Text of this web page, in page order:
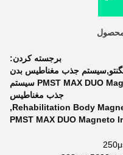
برجسته کردن:
جذب مغناطیس بدن
توانبخشی,PMST MAX DUO Magneto Induction System سیستم
جذب مغناطیس
Rehabilitation Body
,
PMST MAX DUO Magneto